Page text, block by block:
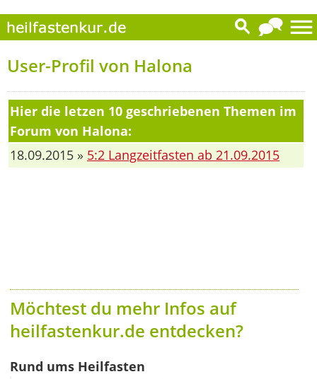
User-Profil von Halona
Hier die letzen 10 geschriebenen Themen im
Forum von Halona:
18.09.2015 » 5:2 Langzeitfasten ab 21.09.2015
Möchtest du mehr Infos auf
heilfastenkur.de entdecken?
Rund ums Heilfasten